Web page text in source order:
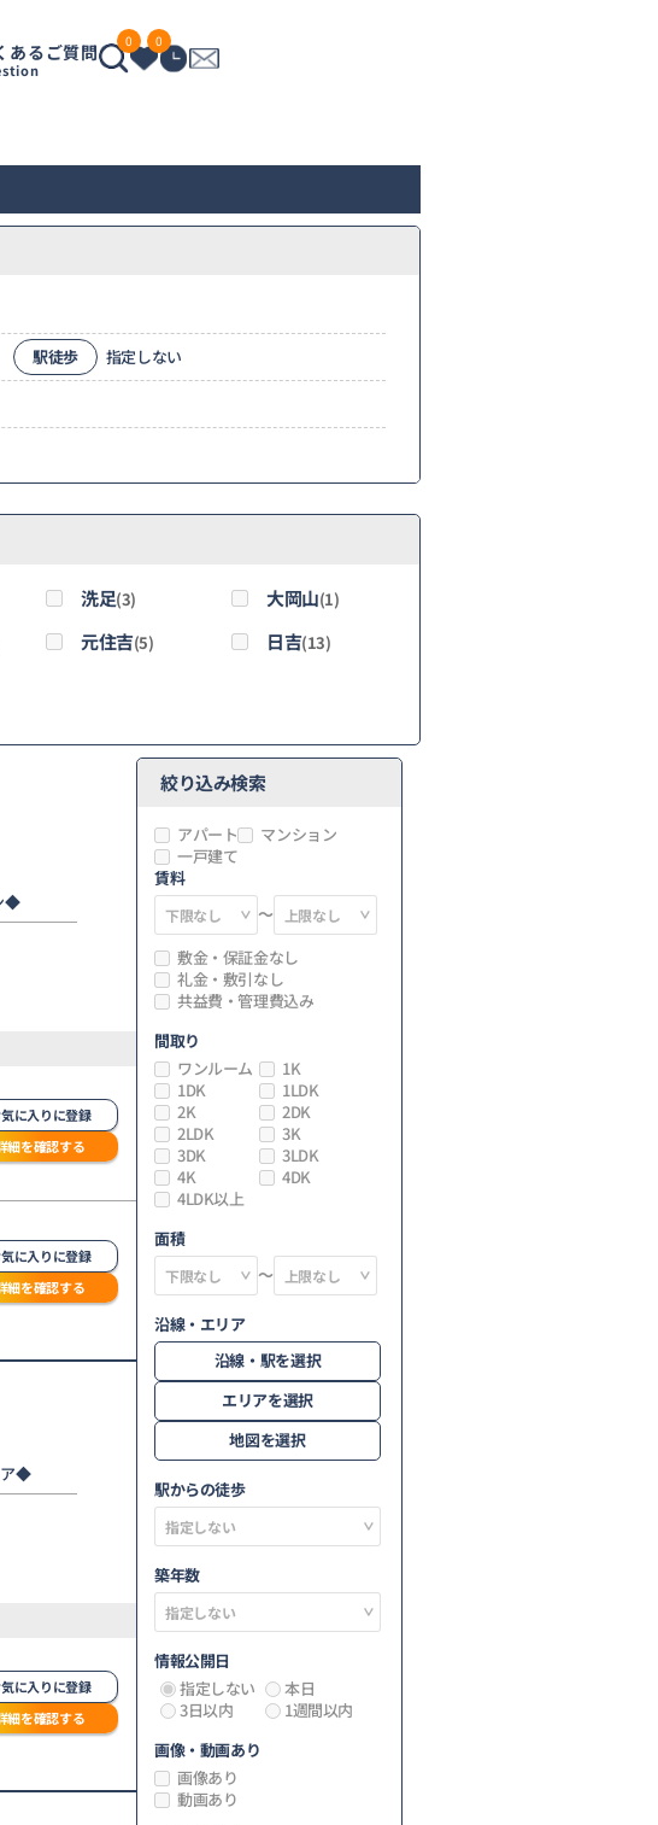
あるご質問 0 0
駅徒歩 指定しない
洗足(3) 大岡山(1)
元住吉(5) 日吉(13)
◆
に入りに登録
細を確認する
に入りに登録
細を確認する
ア◆
に入りに登録
細を確認する
絞り込み検索
アパート
マンション
一戸建て
賃料
～
敷金・保証金なし
礼金・敷引なし
共益費・管理費込み
間取り
ワンルーム
1K
1DK
1LDK
2K
2DK
2LDK
3K
3DK
3LDK
4K
4DK
4LDK以上
面積
～
沿線・エリア
沿線・駅を選択
エリアを選択
地図を選択
駅からの徒歩
築年数
情報公開日
指定しない
本日
3日以内
1週間以内
画像・動画あり
画像あり
動画あり